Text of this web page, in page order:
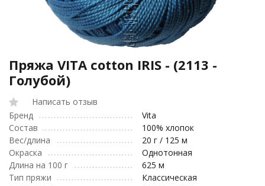
Пряжа VITA cotton IRIS - (2113 -
Голубой)
Написать отзыв
Бренд
Vita
Состав
100% хлопок
Вес/длина
20 г / 125 м
Окраска
Однотонная
Длина на 100 г
625 м
Тип пряжи
Классическая